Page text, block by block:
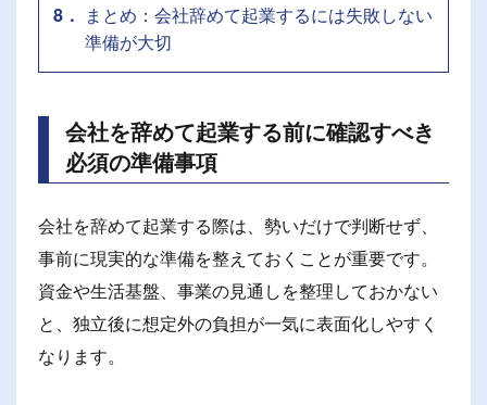
8
まとめ：会社辞めて起業するには失敗しない
準備が大切
会社を辞めて起業する前に確認すべき
必須の準備事項
会社を辞めて起業する際は、勢いだけで判断せず、
事前に現実的な準備を整えておくことが重要です。
資金や生活基盤、事業の見通しを整理しておかない
と、独立後に想定外の負担が一気に表面化しやすく
なります。